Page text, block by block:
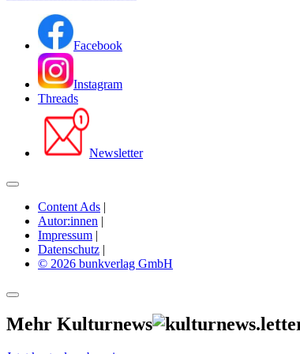
Facebook
Instagram
Threads
Newsletter
Content Ads |
Autor:innen |
Impressum |
Datenschutz |
© 2026 bunkverlag GmbH
Mehr Kulturnews